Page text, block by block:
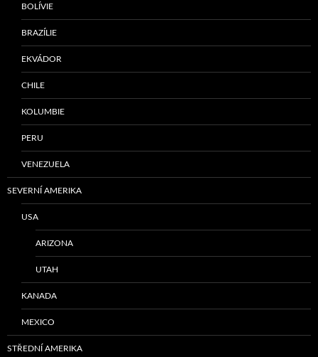
BOLÍVIE
BRAZÍLIE
EKVÁDOR
CHILE
KOLUMBIE
PERU
VENEZUELA
SEVERNÍ AMERIKA
USA
ARIZONA
UTAH
KANADA
MEXICO
STŘEDNÍ AMERIKA